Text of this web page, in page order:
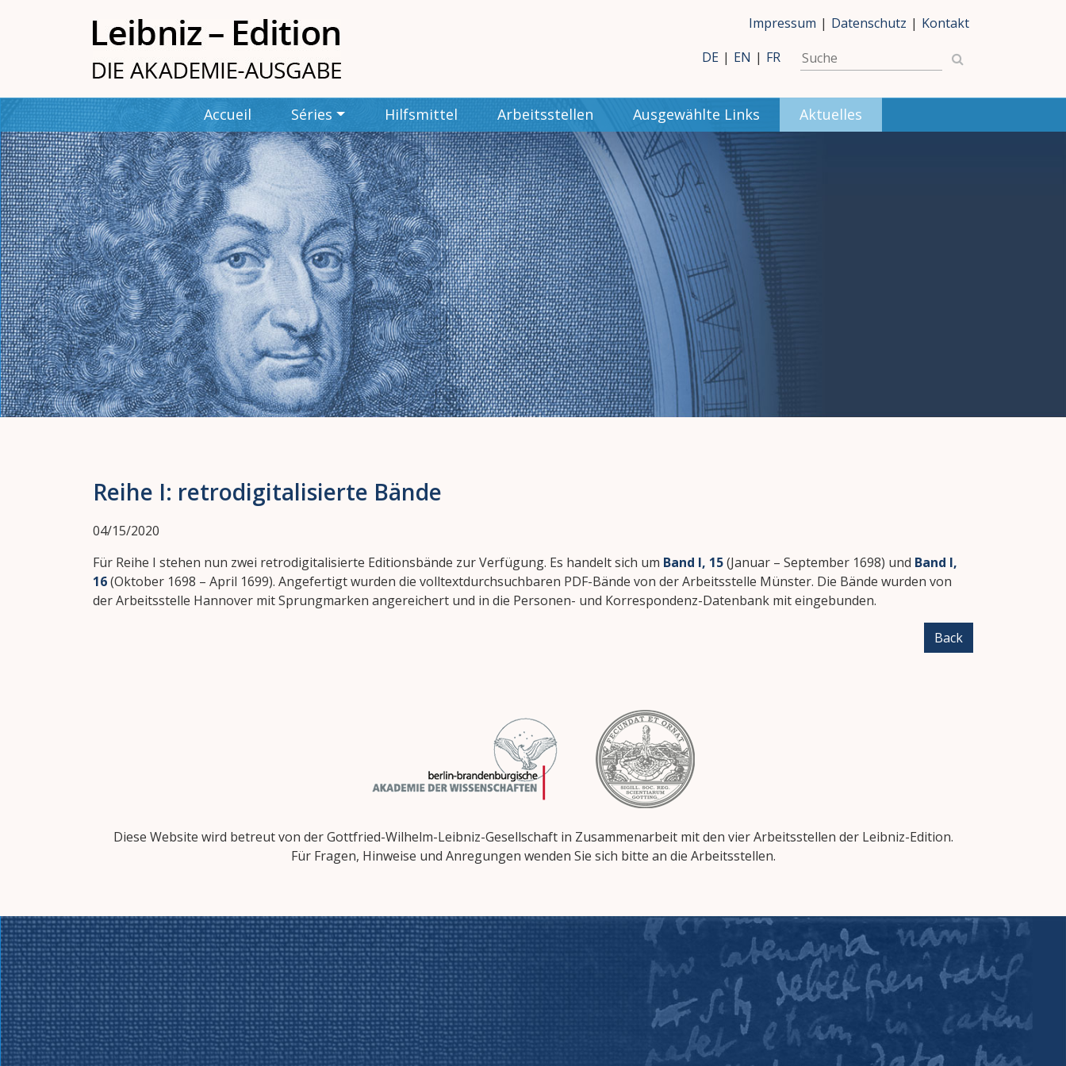
Impressum | Datenschutz | Kontakt
DE | EN | FR
Accueil Séries Hilfsmittel Arbeitsstellen Ausgewählte Links Aktuelles
Reihe I: retrodigitalisierte Bände
04/15/2020
Für Reihe I stehen nun zwei retrodigitalisierte Editionsbände zur Verfügung. Es handelt sich um Band I, 15(Januar – September 1698) und Band I,
16(Oktober 1698 – April 1699). Angefertigt wurden die volltextdurchsuchbaren PDF-Bände von der Arbeitsstelle Münster. Die Bände wurden von
der Arbeitsstelle Hannover mit Sprungmarken angereichert und in die Personen- und Korrespondenz-Datenbank mit eingebunden.
Back
Diese Website wird betreut von der Gottfried-Wilhelm-Leibniz-Gesellschaft in Zusammenarbeit mit den vier Arbeitsstellen der Leibniz-Edition.
Für Fragen, Hinweise und Anregungen wenden Sie sich bitte an die Arbeitsstellen.